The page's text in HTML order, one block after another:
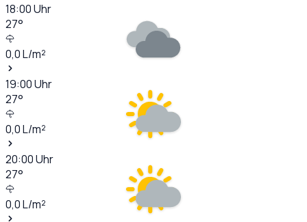
18:00Uhr
27°
0,0L/m²
19:00Uhr
27°
0,0L/m²
20:00Uhr
27°
0,0L/m²